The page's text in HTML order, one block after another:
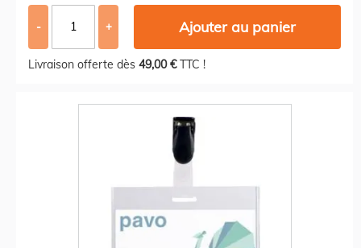
- + Ajouter au panier
Livraison offerte dès 49,00 €TTC !